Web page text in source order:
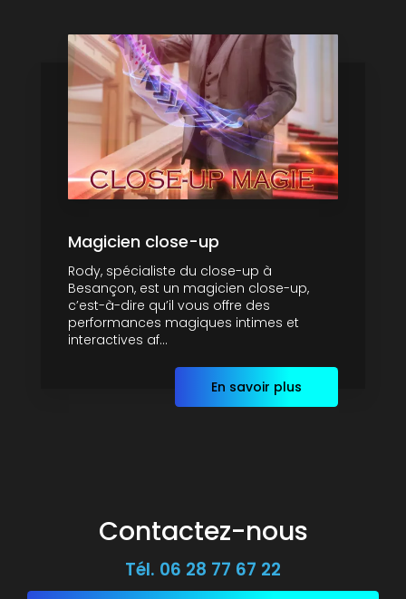
Magicien close-up
Rody, spécialiste du close-up à
Besançon, est un magicien close-up,
c’est-à-dire qu’il vous offre des
performances magiques intimes et
interactives af...
En savoir plus
Contactez-nous
Tél. 06 28 77 67 22